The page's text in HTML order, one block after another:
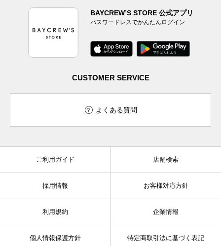
BAYCREW’S STORE 公式アプリ
パスワードレスでかんたんログイン
CUSTOMER SERVICE
よくある質問
ご利用ガイド 店舗検索
採用情報 お客様対応方針
利用規約 企業情報
個人情報保護方針 特定商取引法に基づく表記